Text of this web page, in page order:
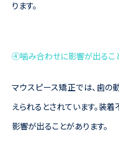
ります。
④噛み合わせに影響が出るこ
マウスピース矯正では、歯
えられるとされています。装
影響が出ることがあります。